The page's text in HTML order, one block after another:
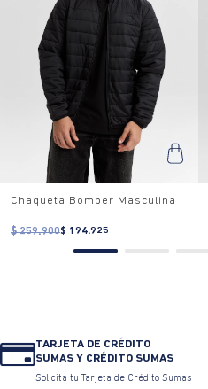
Chaqueta Bomber Masculina
$ 259.900$ 194.925
TARJETA DE CRÉDITO
SUMAS Y CRÉDITO SUMAS
Solicita tu Tarjeta de Crédito Sumas